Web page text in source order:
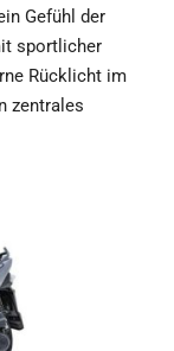
Gefühl der
sportlicher
Rücklicht im
zentrales